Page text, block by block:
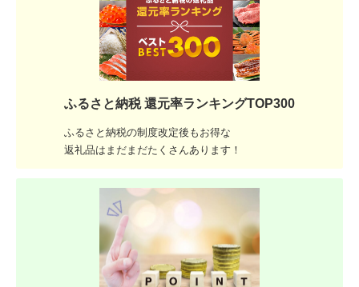
ふるさと納税 還元率ランキングTOP300
ふるさと納税の制度改定後もお得な
返礼品はまだまだたくさんあります！